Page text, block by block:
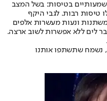
בטיסות: בשל המצב
טיסות רבות. לגבי היקף
ונעות מעשרות אלפים
נשמח שתשתפו אותנו